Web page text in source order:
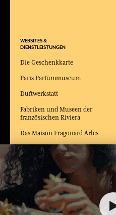
WEBSITES &
DIENSTLEISTUNGEN
Die Geschenkkarte
Paris Parfümmuseum
Duftwerkstatt
Fabriken und Museen der
französischen Riviera
Das Maison Fragonard Arles
Modemuseum und
Kostümmuseum Arles